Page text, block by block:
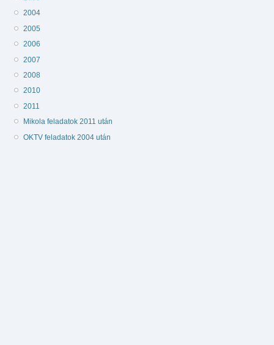
2004
2005
2006
2007
2008
2010
2011
Mikola feladatok 2011 után
OKTV feladatok 2004 után